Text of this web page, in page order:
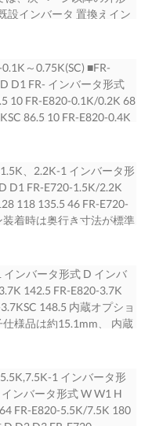
設インバータ 置換えイン
FR-E720-0.2K(SC) FR-
FR-E820-0.4K-1 同一寸
1 同一寸法 FR-E720-
E720-2.2K(SC) FR-E820-
E820-3.7K-1 FR-E8AT03
E740-0.4K(SC) FR-E840-
1 FR-E7AT02 FR-E740-
3.7K(SC) FR-E840-
5.5K-1 同一寸法 FR-
単相 200V FR-E720S-
E720S-0.2K(SC) FR-
FR-E820S-0.4K-1 同
0.75K-1 同一寸法 FR-
法 FR-E720S-2.2K(SC)
*1奥行き寸法はインバー
ージ以降の外形寸法図を
にマイナスドライバ
してください。 FR-E800
2/29 ＢＣＮ-Ｃ２１００
～0.75K(SC) ■FR-
D1 FR- インバータ形式
10 FR-E820-0.1K/0.2K 68
86.5 10 FR-E820-0.4K
62 FR- E720-0.75KSC
寸法が標準制御端子仕様
は奥行き寸法が約
トップ対応品は約21.6㎜
)（標準制御端子仕様
出るので、奥行き寸法
す。 3/29 ＢＣＮ-Ｃ２１
、2.2K-1 インバータ形
D1 FR-E720-1.5K/2.2K
118 135.5 46 FR-E720-
着時は奥行き寸法が標準
ティストップ対応品は約
キット)（標準制御端子仕
A7NC（セーフティス
が出るので、奥行き寸
ます。 4/29 ＢＣＮ-Ｃ２
インバータ形式 D インバ
142.5 FR-E820-3.7K
148.5 内蔵オプショ
様品は約15.1mm、 内蔵
くなります。* * FR-
、FR-A7NC Eキット カ
対応品）装着時は、前面
2mm（最大2.8mm）大き
-２１４Ａ
1 インバータ形
ンバータ形式 W W1 H
FR-E820-5.5K/7.5K 180